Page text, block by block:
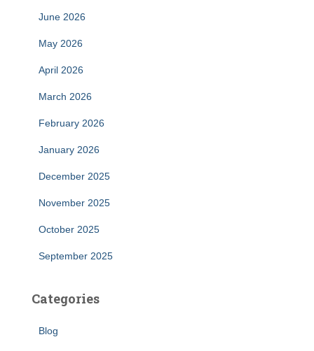
June 2026
May 2026
April 2026
March 2026
February 2026
January 2026
December 2025
November 2025
October 2025
September 2025
Categories
Blog